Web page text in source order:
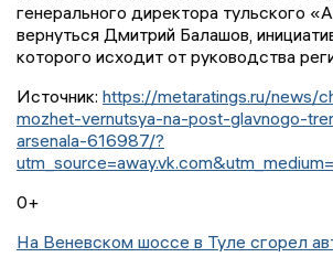
генерального директора тульского
вернуться Дмитрий Балашов,
которого исходит от руководства
Источник: https://metaratings.ru/news/
mozhet-vernutsya-na-post-glavnogo-
arsenala-616987/?
0+
На Веневском шоссе в Туле сгорел